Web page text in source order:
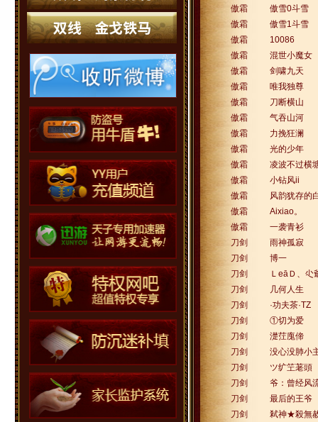
傲霜
傲雪0斗雪
傲霜
傲雪1斗雪
傲霜
10086
傲霜
混世小魔女
傲霜
剑啸九天
傲霜
唯我独尊
傲霜
刀断横山
傲霜
气吞山河
傲霜
力挽狂澜
傲霜
光的少年
傲霜
凌波不过横
傲霜
小钻风ii
傲霜
风韵犹存的
傲霜
Aixiao。
傲霜
一袭青衫
刀剑
雨神孤寂
刀剑
博一
刀剑
ＬeāＤ、尐
刀剑
几何人生
刀剑
·功夫茶·TZ
刀剑
①切为爱
刀剑
濋茳廆偙
刀剑
没心没肺小
刀剑
ツ纩笁荖頭
刀剑
爷：曾经风
刀剑
最后的王爷
刀剑
弒神★殺無